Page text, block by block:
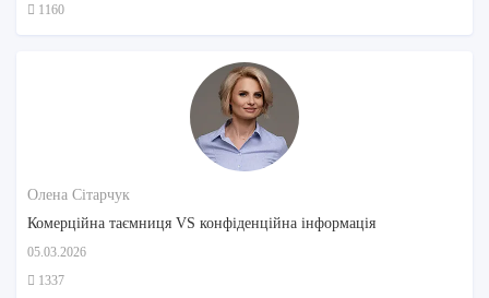
1160
Олена Сітарчук
Комерційна таємниця VS конфіденційна інформація
05.03.2026
1337